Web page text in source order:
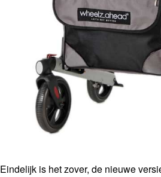
Eindelijk is het zover, de nieuwe